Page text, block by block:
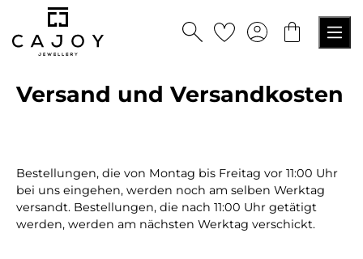
springen
Versand und Versandkosten
Bestellungen, die von Montag bis Freitag vor 11:00 Uhr
bei uns eingehen, werden noch am selben Werktag
versandt. Bestellungen, die nach 11:00 Uhr getätigt
werden, werden am nächsten Werktag verschickt.